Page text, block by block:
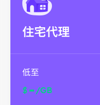
住宅代理
低至
$- /GB